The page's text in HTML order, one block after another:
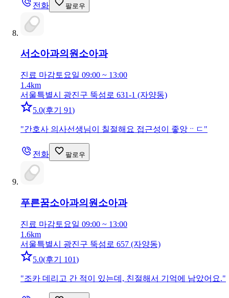
전화 팔로우
서소아과의원소아과
진료 마감토요일 09:00 ~ 13:00
1.4km
서울특별시 광진구 뚝섬로 631-1 (자양동)
5.0(후기 91)
"간호사 의사선생님이 칠절해요 접근성이 좋앙ᆢㄷ "
전화 팔로우
푸른꿈소아과의원 소아과
진료 마감토요일 09:00 ~ 13:00
1.6km
서울특별시 광진구 뚝섬로 657 (자양동)
5.0(후기 101)
"조카 데리고 간 적이 있는데, 친절해서 기억에 남았어요."